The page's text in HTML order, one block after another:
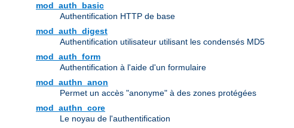
mod_auth_basic
Authentification HTTP de base
mod_auth_digest
Authentification utilisateur utilisant les condensés MD5
mod_auth_form
Authentification à l'aide d'un formulaire
mod_authn_anon
Permet un accès "anonyme" à des zones protégées
mod_authn_core
Le noyau de l'authentification